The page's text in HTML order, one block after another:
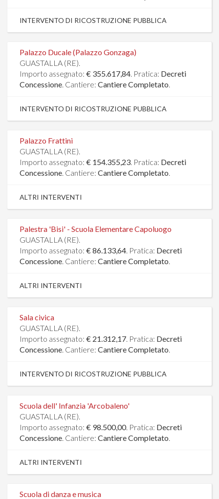
INTERVENTO DI RICOSTRUZIONE PUBBLICA
Palazzo Ducale (Palazzo Gonzaga)
GUASTALLA (RE).
Importo assegnato: € 355.617,84. Pratica: Decreti
Concessione. Cantiere: Cantiere Completato.
INTERVENTO DI RICOSTRUZIONE PUBBLICA
Palazzo Frattini
GUASTALLA (RE).
Importo assegnato: € 154.355,23. Pratica: Decreti
Concessione. Cantiere: Cantiere Completato.
ALTRI INTERVENTI
Palestra 'Bisi' - Scuola Elementare Capoluogo
GUASTALLA (RE).
Importo assegnato: € 86.133,64. Pratica: Decreti
Concessione. Cantiere: Cantiere Completato.
ALTRI INTERVENTI
Sala civica
GUASTALLA (RE).
Importo assegnato: € 21.312,17. Pratica: Decreti
Concessione. Cantiere: Cantiere Completato.
INTERVENTO DI RICOSTRUZIONE PUBBLICA
Scuola dell' Infanzia 'Arcobaleno'
GUASTALLA (RE).
Importo assegnato: € 98.500,00. Pratica: Decreti
Concessione. Cantiere: Cantiere Completato.
ALTRI INTERVENTI
Scuola di danza e musica